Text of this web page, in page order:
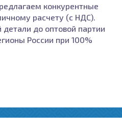
конкурентные
расчету (с НДС).
детали до оптовой партии
России при 100%